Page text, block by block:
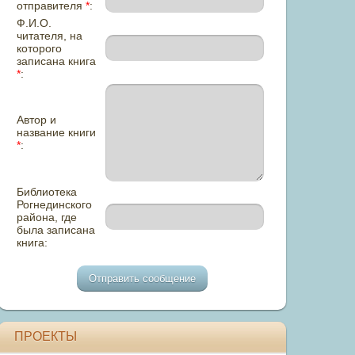
отправителя*:
Ф.И.О.
читателя, на
которого
записана книга
*:
Автор и
название книги
*:
Библиотека
Рогнединского
района, где
была записана
книга:
ПРОЕКТЫ